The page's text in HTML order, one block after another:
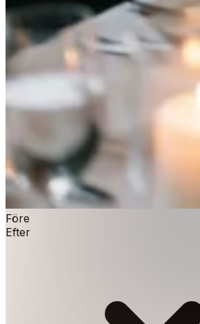
Före
Efter